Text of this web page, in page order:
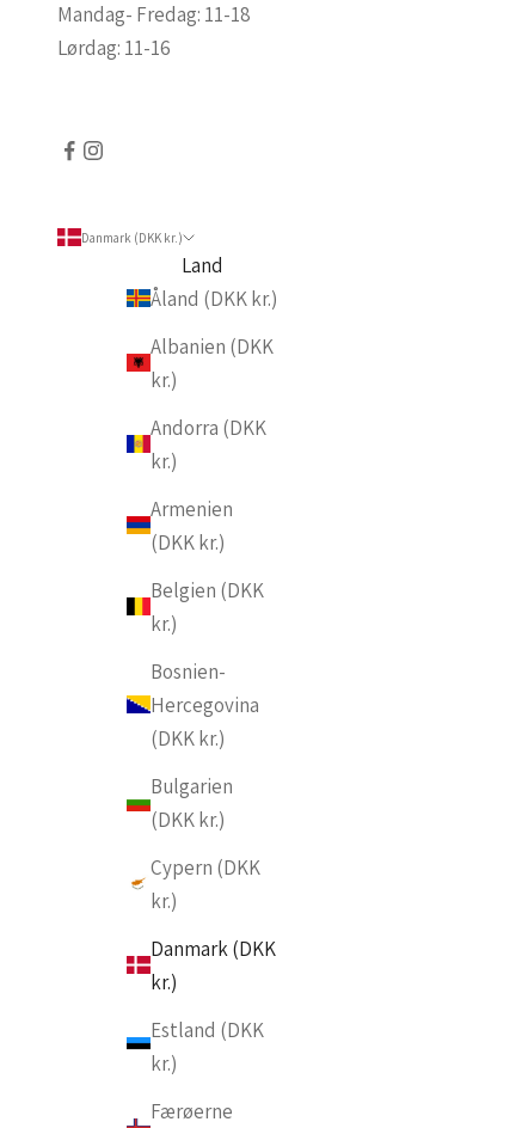
Mandag- Fredag: 11-18
Lørdag: 11-16
Danmark (DKK kr.)
Land
Åland (DKK kr.)
Albanien (DKK
kr.)
Andorra (DKK
kr.)
Armenien
(DKK kr.)
Belgien (DKK
kr.)
Bosnien-
Hercegovina
(DKK kr.)
Bulgarien
(DKK kr.)
Cypern (DKK
kr.)
Danmark (DKK
kr.)
Estland (DKK
kr.)
Færøerne